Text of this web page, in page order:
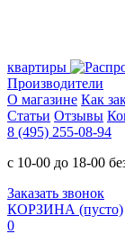
квартиры
Производители
О магазине Как
Статьи Отзывы
8 (495) 255-08-94
с 10-00 до 18-00
Заказать звонок
КОРЗИНА (пусто)
0